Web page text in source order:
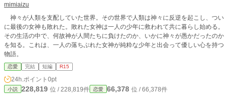
mimiaizu
神々が人類を支配していた世界。その世界で人類は神々に反逆を起こし、つい
に最後の女神も敗れた。敗れた女神は一人の少年に救われて共に暮らし始める。
その生活の中で、何故神が人間たちに負けたのか、いかに神々が愚かだったのか
を知る。これは、一人の落ちぶれた女神が純粋な少年と出会って優しい心を持つ
物語。
恋愛 完結 短編 R15
24h.ポイント 0pt
小説 228,819 位 / 228,819件 恋愛 66,378 位 / 66,378件